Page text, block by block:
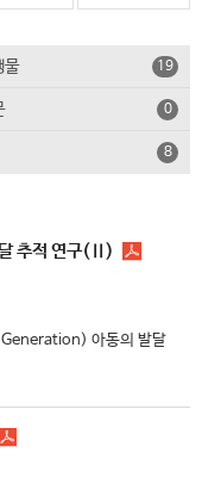
물 19
0
8
추적 연구(Ⅱ)
아동의 발달